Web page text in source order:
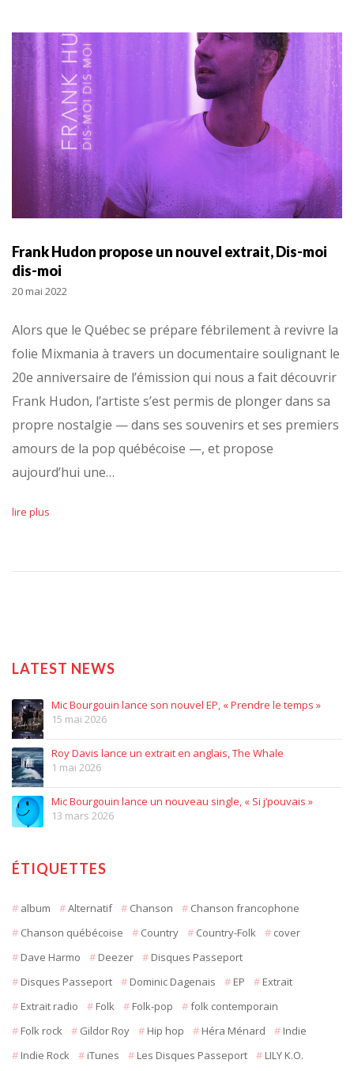
Frank Hudon propose un nouvel extrait, Dis-moi
dis-moi
20 mai 2022
Alors que le Québec se prépare fébrilement à revivre la
folie Mixmania à travers un documentaire soulignant le
20e anniversaire de l’émission qui nous a fait découvrir
Frank Hudon, l’artiste s’est permis de plonger dans sa
propre nostalgie — dans ses souvenirs et ses premiers
amours de la pop québécoise —, et propose
aujourd’hui une…
lire plus
LATEST NEWS
Mic Bourgouin lance son nouvel EP, « Prendre le temps »
15 mai 2026
Roy Davis lance un extrait en anglais, The Whale
1 mai 2026
Mic Bourgouin lance un nouveau single, « Si j’pouvais »
13 mars 2026
ÉTIQUETTES
album Alternatif Chanson
Chanson francophone
Chanson québécoise
Country Country-Folk
cover
Dave Harmo
Deezer
Disques Passeport
Disques Passeport
Dominic Dagenais EP
Extrait
Extrait radio
Folk Folk-pop
folk contemporain
Folk rock
Gildor Roy Hip hop Héra Ménard
Indie
Indie Rock
iTunes Les Disques Passeport
LILY K.O.